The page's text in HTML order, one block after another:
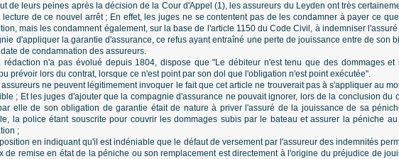
de leurs peines après la décision de la Cour d'Appel (1), les assureurs du Leyden ont très
de ce nouvel arrêt ; En effet, les juges ne se contentent pas de les condamner à payer ce
mais les condamnent également, sur la base de l'article 1150 du Code Civil, à indemniser
d'appliquer la garantie d'assurance, ce refus ayant entraîné une perte de jouissance entre de son
de condamnation des assureurs.
rédaction n'a pas évolué depuis 1804, dispose que "Le débiteur n'est tenu que des dommages et
prévoir lors du contrat, lorsque ce n'est point par son dol que l'obligation n'est point exécutée".
ne peuvent légitimement invoquer le fait que cet article ne trouverait pas à s'appliquer au
; Et les juges d'ajouter que la compagnie d'assurance ne pouvait ignorer, lors de la conclusion du
elle de son obligation de garantie était de nature à priver l'assuré de la jouissance de sa
la police étant souscrite pour couvrir les dommages subis par le bateau et assurer la péniche
;
en indiquant qu'il est indéniable que le défaut de versement par l'assureur des indemnités
de remise en état de la péniche ou son remplacement est directement à l'origine du préjudice de